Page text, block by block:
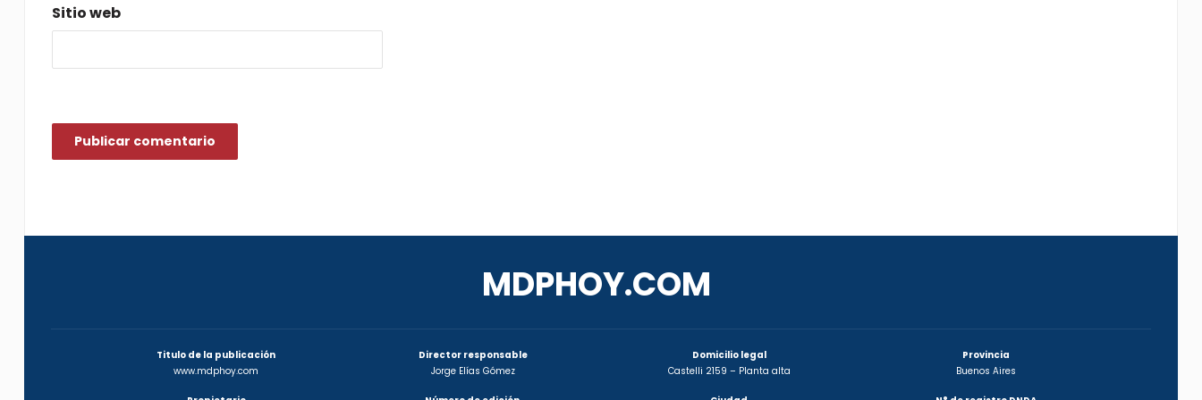
Sitio web
MDPHOY.COM
Titulo de la publicación
www.mdphoy.com
Director responsable
Jorge Elías Gómez
Domicilio legal
Castelli 2159 – Planta alta
Provincia
Buenos Aires